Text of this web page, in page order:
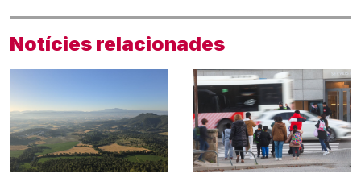
Notícies relacionades